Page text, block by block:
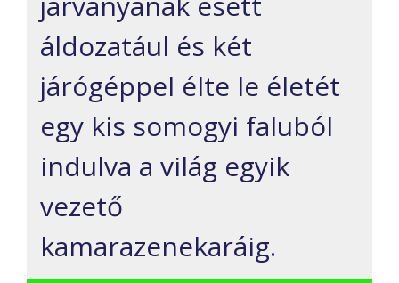
áldozatául és két
járógéppel élte le életét
egy kis somogyi faluból
indulva a világ egyik
vezető
kamarazenekaráig.